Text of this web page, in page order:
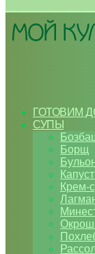
ГОТОВИМ
СУПЫ
Борщ
Крем-